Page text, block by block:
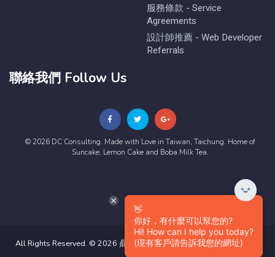
服務條款 - Service
Agreements
設計師推薦 - Web Developer
Referrals
聯絡我們 Follow Us
© 2026 DC Consulting. Made with Love in Taiwan, Taichung. Home of
Suncake, Lemon Cake and Boba Milk Tea.
All Rights Reserved. © 2026 鼎嘉數位有限公司版權所有
👋
你好，有什麼可以幫您的?
Hi! How can I help you today?
(現有客戶請告訴我您的網址)